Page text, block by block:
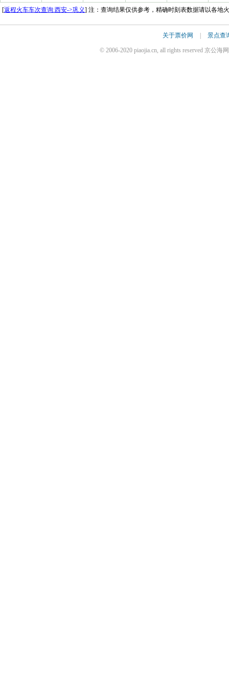
[返程火车车次查询:西安->巩义] 注：查询结果仅供参考，精确时刻表数据请以各地
关于票价网 | 景点查
© 2006-2020 piaojia.cn, all rights reserved 京公海